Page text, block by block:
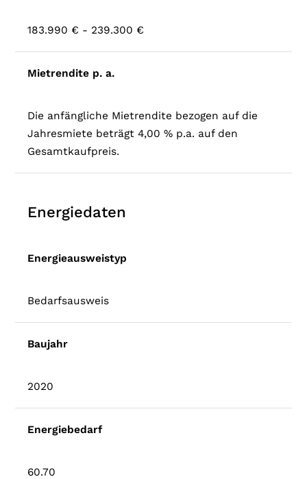
183.990 € - 239.300 €
Mietrendite p. a.
Die anfängliche Mietrendite bezogen auf die
Jahresmiete beträgt 4,00 % p.a. auf den
Gesamtkaufpreis.
Energiedaten
Energieausweistyp
Bedarfsausweis
Baujahr
2020
Energiebedarf
60.70